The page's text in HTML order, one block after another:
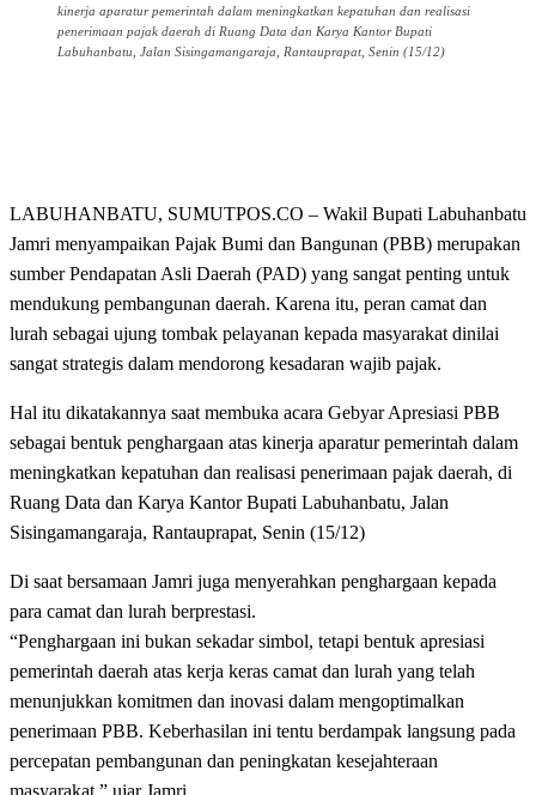
kinerja aparatur pemerintah dalam meningkatkan kepatuhan dan realisasi
penerimaan pajak daerah di Ruang Data dan Karya Kantor Bupati
Labuhanbatu, Jalan Sisingamangaraja, Rantauprapat, Senin (15/12)
LABUHANBATU, SUMUTPOS.CO – Wakil Bupati Labuhanbatu
Jamri menyampaikan Pajak Bumi dan Bangunan (PBB) merupakan
sumber Pendapatan Asli Daerah (PAD) yang sangat penting untuk
mendukung pembangunan daerah. Karena itu, peran camat dan
lurah sebagai ujung tombak pelayanan kepada masyarakat dinilai
sangat strategis dalam mendorong kesadaran wajib pajak.
Hal itu dikatakannya saat membuka acara Gebyar Apresiasi PBB
sebagai bentuk penghargaan atas kinerja aparatur pemerintah dalam
meningkatkan kepatuhan dan realisasi penerimaan pajak daerah, di
Ruang Data dan Karya Kantor Bupati Labuhanbatu, Jalan
Sisingamangaraja, Rantauprapat, Senin (15/12)
Di saat bersamaan Jamri juga menyerahkan penghargaan kepada
para camat dan lurah berprestasi.
“Penghargaan ini bukan sekadar simbol, tetapi bentuk apresiasi
pemerintah daerah atas kerja keras camat dan lurah yang telah
menunjukkan komitmen dan inovasi dalam mengoptimalkan
penerimaan PBB. Keberhasilan ini tentu berdampak langsung pada
percepatan pembangunan dan peningkatan kesejahteraan
masyarakat,” ujar Jamri.